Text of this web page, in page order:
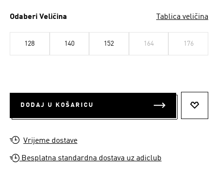
Odaberi Veličina Tablica veličina
128 140 152 164 176
DODAJ U KOŠARICU
Vrijeme dostave
Besplatna standardna dostava uz adiclub